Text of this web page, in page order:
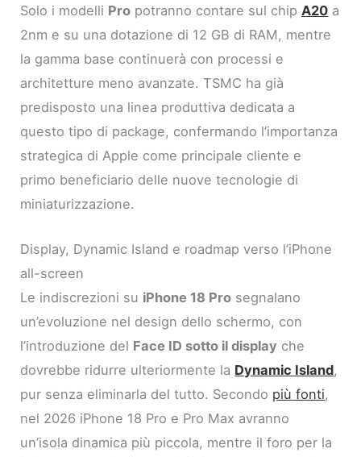
Solo i modelli Pro potranno contare sul chipA20 a
2nm e su una dotazione di 12 GB di RAM, mentre
la gamma base continuerà con processi e
architetture meno avanzate. TSMC ha già
predisposto una linea produttiva dedicata a
questo tipo di package, confermando l’importanza
strategica di Apple come principale cliente e
primo beneficiario delle nuove tecnologie di
miniaturizzazione.
Display, Dynamic Island e roadmap verso l’iPhone
all-screen
Le indiscrezioni su iPhone 18 Pro segnalano
un’evoluzione nel design dello schermo, con
l’introduzione del Face ID sotto il display che
dovrebbe ridurre ulteriormente la Dynamic Island,
pur senza eliminarla del tutto. Secondo più fonti,
nel 2026 iPhone 18 Pro e Pro Max avranno
un’isola dinamica più piccola, mentre il foro per la